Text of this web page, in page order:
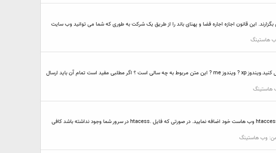
این قانون اجازه اجاره فضا و پهنای باند را از طریق یک شرکت به طوری که شما می توانید وب سایت
هاستینگ
سلام دوست عزیز واقعا کار جالبی نیست که مطالب به این شکل تبلیغاتی آموزشی ارسال میکنید در ابتدا از کپی پیست خودداری کنید مطالب روز ارسال کنید.ویندوز xp ? ویندوز me ? این متن مربوط به چه سالی است ؟ اگر مطلبی مفید است تمام آن باید ارسال
هاستینگ
در صورتی که قصد دارید از نسخه php 5.3 در لینوکس استفاده نمایید در صورتی که این نسخه در سرور نصب شده باشد کافی است کد زیر را در فایل .htaccess وب هاست خود اضافه نمایید. در صورتی که فایل .htacess در سرور شما وجود نداشته باشد کافی
وب هاستینگ